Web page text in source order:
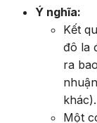
Ý nghĩa:
Kết
đô la
ra
khác).
Một